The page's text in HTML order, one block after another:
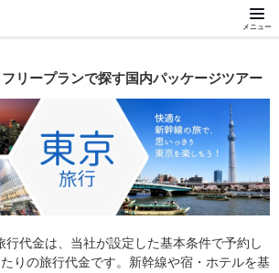
メニュー
リープランで探す国内パッケージツアー
行代金は、当社が設定した基本条件で予約し
りの旅行代金です。新幹線や宿・ホテルを基